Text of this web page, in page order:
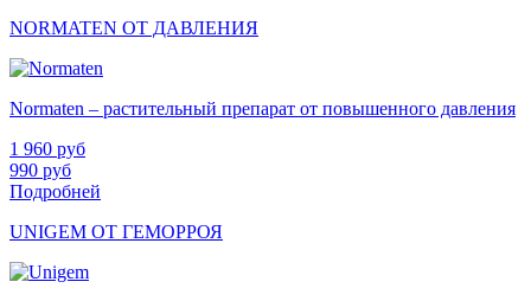
NORMATEN ОТ ДАВЛЕНИЯ
Normaten – растительный препарат от повышенного давления
1 960 руб
990 руб
Подробней
UNIGEM ОТ ГЕМОРРОЯ